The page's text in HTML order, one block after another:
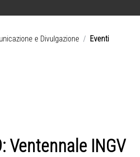
e Divulgazione
Eventi
Ventennale INGV